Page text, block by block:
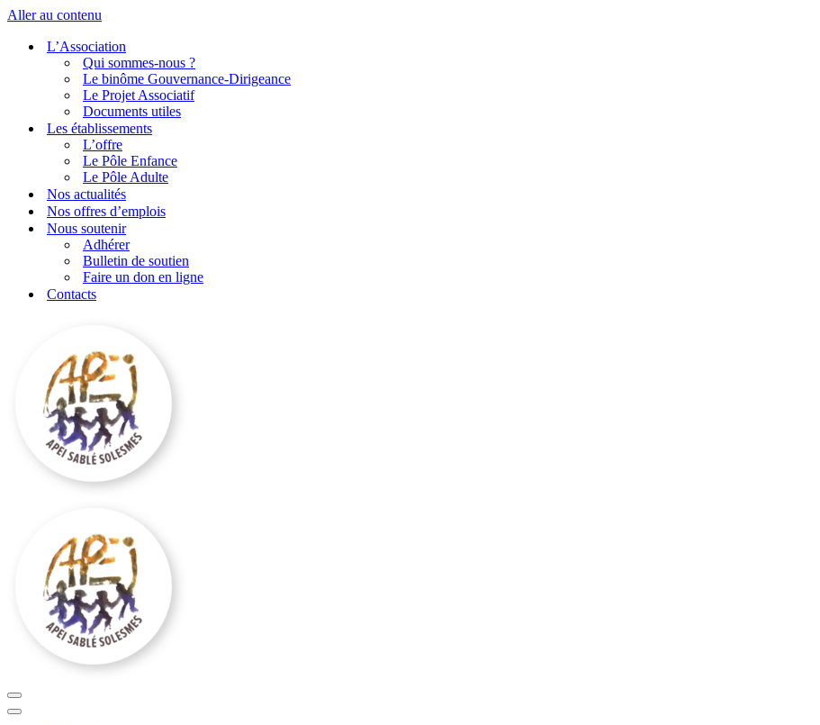
Aller au contenu
L’Association
Qui sommes-nous ?
Le binôme Gouvernance-Dirigeance
Le Projet Associatif
Documents utiles
Les établissements
L’offre
Le Pôle Enfance
Le Pôle Adulte
Nos actualités
Nos offres d’emplois
Nous soutenir
Adhérer
Bulletin de soutien
Faire un don en ligne
Contacts
Menu
de
Menu